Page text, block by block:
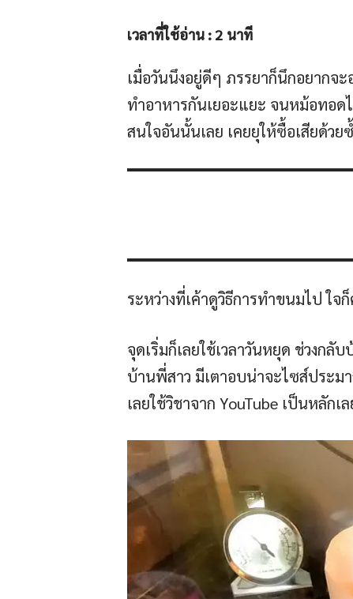
เวลาที่ใช้อ่าน :2 นาที
เมื่อวันนึงอยู่ดีๆ ภรรยาก็นึกอยากจ
ทำอาหารกันเยอะแยะ จนหม้อทอ
สนใจอันนั้นเลย เคยยุให้ซื้อเสียด้วย
ระหว่างที่เค้าดูวิธีการทำขนมไป ใจ
จุดเริ่มก็เลยใช้เวลาวันหยุด ช่วงก
บ้านพี่สาว มีเตาอบน่าจะไซส์ประม
เลยใช้วิชาจาก YouTube เป็นหลักเ